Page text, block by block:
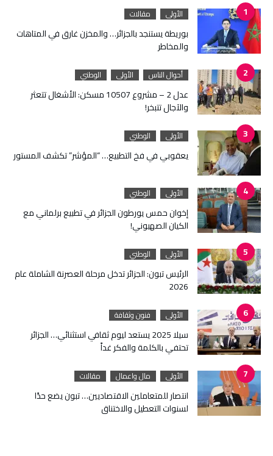
الأولى مقالات
بوريطة يستنجد بالجزائر… والمخزن غارق في المتاهات
والمخاطر
أحوال الناس الأولى الوطني
عدل 2 – مشروع 10507 مسكن: الأشغال تتعثر
والآجال تتبخر!
الأولى الوطني
يعقوبي في فخ التطبيع… “المؤشر” تكشف المستور
الأولى الوطني
إخوان حمس يورطون الجزائر في تطبيع برلماني مع
الكيان الصهيوني!
الأولى الوطني
الرئيس تبون: الجزائر تدخل مرحلة العصرنة الشاملة عام
2026
الأولى فنون وثقافة
سيلا 2025 يستعد ليوم ثقافي استثنائي… الجزائر
تحتفي بالكلمة والفكر غداً
الأولى مال واعمال مقالات
انتصار للمتعاملين الاقتصاديين… تبون يضع حدًا
لسنوات التعطيل والاختناق